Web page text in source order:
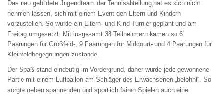
Das neu gebildete Jugendteam der Tennisabteilung hat es sich nicht
nehmen lassen, sich mit einem Event den Eltern und Kindern
vorzustellen. So wurde ein Eltern- und Kind Turnier geplant und am
Freitag umgesetzt. Mit insgesamt 38 Teilnehmern kamen so 6
Paarungen für Großfeld-, 9 Paarungen für Midcourt- und 4 Paarungen für
Kleinfeldbegegnungen zustande.
Der Spaß stand eindeutig im Vordergrund, daher wurde jede gewonnene
Partie mit einem Luftballon am Schläger des Erwachsenen „belohnt“. So
sorgte neben spannenden und sportlich fairen Spielen auch eine